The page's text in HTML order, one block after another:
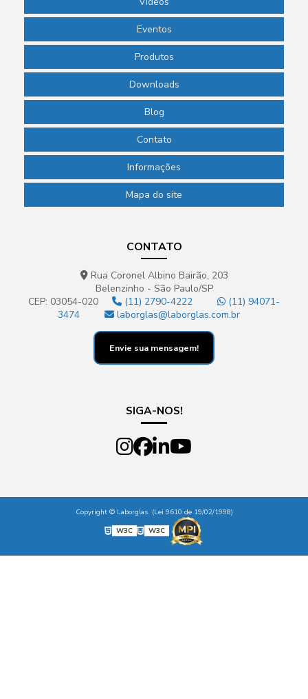
Eventos
Produtos
Downloads
Blog
Contato
Informações
Mapa do site
CONTATO
Rua Coronel Albino Bairão, 203
Belenzinho - São Paulo/SP
CEP: 03054-020
(11) 2790-4222
(11) 94071-
3474
laborglas@laborglas.com.br
Envie sua mensagem!
SIGA-NOS!
Copyright © Laborglas. (Lei 9610 de 19/02/1998)
W3C
W3C